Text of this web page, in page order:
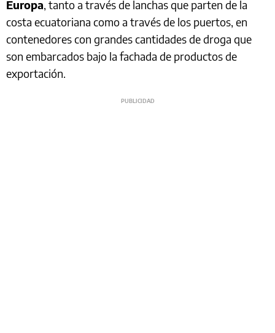
Europa, tanto a través de lanchas que parten de la
costa ecuatoriana como a través de los puertos, en
contenedores con grandes cantidades de droga que
son embarcados bajo la fachada de productos de
exportación.